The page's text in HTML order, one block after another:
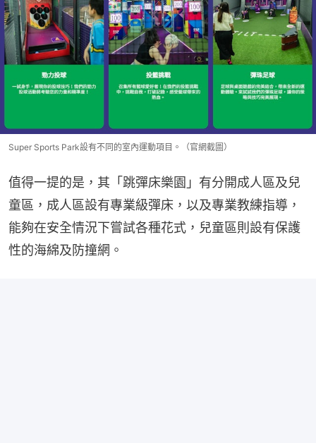
Super Sports Park設有不同的室內運動項目。（官網截圖）
值得一提的是，其「跳彈床樂園」有分開成人區及兒
童區，成人區設有專業級彈床，以及專業教練指導，
能夠在安全情況下嘗試各種花式，兒童區則設有保護
性的海綿及防撞網。